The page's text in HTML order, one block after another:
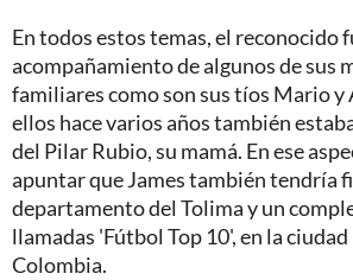
En todos estos temas, el reconocido
acompañamiento de algunos de sus
familiares como son sus tíos Mario y
ellos hace varios años también
del Pilar Rubio, su mamá. En ese
apuntar que James también tendría
departamento del Tolima y un
llamadas 'Fútbol Top 10', en la
Colombia.